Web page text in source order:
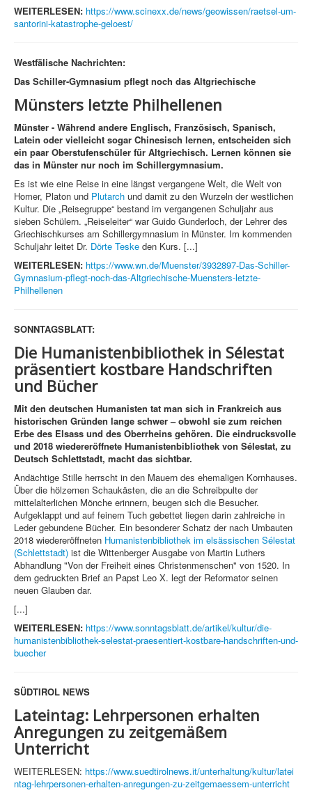
WEITERLESEN: https://www.scinexx.de/news/geowissen/raetsel-um-
santorini-katastrophe-geloest/
Westfälische Nachrichten:
Das Schiller-Gymnasium pflegt noch das Altgriechische
Münsters letzte Philhellenen
Münster - Während andere Englisch, Französisch, Spanisch,
Latein oder vielleicht sogar Chinesisch lernen, entscheiden sich
ein paar Oberstufenschüler für Altgriechisch. Lernen können sie
das in Münster nur noch im Schillergymnasium.
Es ist wie eine Reise in eine längst vergangene Welt, die Welt von
Homer, Platon und Plutarch und damit zu den Wurzeln der westlichen
Kultur. Die „Reisegruppe“ bestand im vergangenen Schuljahr aus
sieben Schülern. „Reiseleiter“ war Guido Gunderloch, der Lehrer des
Griechischkurses am Schillergymnasium in Münster. Im kommenden
Schuljahr leitet Dr. Dörte Teske den Kurs. [...]
WEITERLESEN: https://www.wn.de/Muenster/3932897-Das-Schiller-
Gymnasium-pflegt-noch-das-Altgriechische-Muensters-letzte-
Philhellenen
SONNTAGSBLATT:
Die Humanistenbibliothek in Sélestat
präsentiert kostbare Handschriften
und Bücher
Mit den deutschen Humanisten tat man sich in Frankreich aus
historischen Gründen lange schwer – obwohl sie zum reichen
Erbe des Elsass und des Oberrheins gehören. Die eindrucksvolle
und 2018 wiedereröffnete Humanistenbibliothek von Sélestat, zu
Deutsch Schlettstadt, macht das sichtbar.
Andächtige Stille herrscht in den Mauern des ehemaligen Kornhauses.
Über die hölzernen Schaukästen, die an die Schreibpulte der
mittelalterlichen Mönche erinnern, beugen sich die Besucher.
Aufgeklappt und auf feinem Tuch gebettet liegen darin zahlreiche in
Leder gebundene Bücher. Ein besonderer Schatz der nach Umbauten
2018 wiedereröffneten Humanistenbibliothek im elsässischen Sélestat
(Schlettstadt) ist die Wittenberger Ausgabe von Martin Luthers
Abhandlung "Von der Freiheit eines Christenmenschen" von 1520. In
dem gedruckten Brief an Papst Leo X. legt der Reformator seinen
neuen Glauben dar.
[...]
WEITERLESEN: https://www.sonntagsblatt.de/artikel/kultur/die-
humanistenbibliothek-selestat-praesentiert-kostbare-handschriften-und-
buecher
SÜDTIROL NEWS
Lateintag: Lehrpersonen erhalten
Anregungen zu zeitgemäßem
Unterricht
WEITERLESEN: https://www.suedtirolnews.it/unterhaltung/kultur/latei
ntag-lehrpersonen-erhalten-anregungen-zu-zeitgemaessem-unterricht